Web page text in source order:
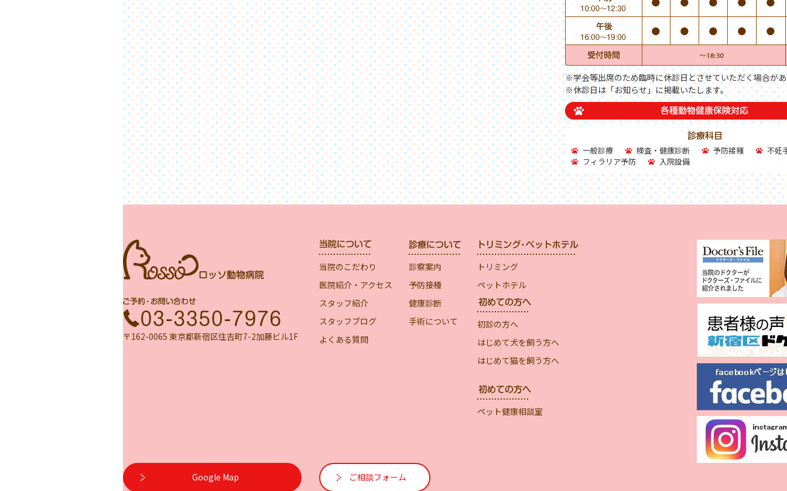
※学会等出席のため臨時に休診日とさせていただく場合が
※休診日は「お知らせ」に掲載いたします。
一般診療 検査・健康診断 予防接種
不妊
フィラリア予防
入院設備
〒162-0065 東京都新宿区住吉町7-2加藤ビル1F
当院のこだわり
医院紹介・アクセス
スタッフ紹介
スタッフブログ
よくある質問
診察案内
予防接種
健康診断
手術について
トリミング
ペットホテル
初診の方へ
はじめて犬を飼う方へ
はじめて猫を飼う方へ
ペット健康相談室
Google Map ご相談フォーム